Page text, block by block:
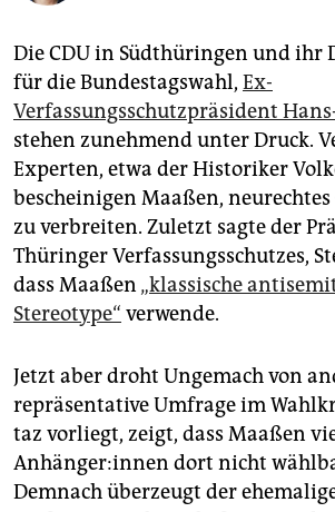
abo
genossenschaft
epaper login
Die CDU in Südthüringen und ihr
für die Bundestagswahl, Ex-
Verfassungsschutzpräsident
stehen zunehmend unter Druck.
Experten, etwa der Historiker
bescheinigen Maaßen,
zu verbreiten. Zuletzt sagte der
Thüringer Verfassungsschutzes,
dass Maaßen „klassische
Stereotype“ verwende.
Jetzt aber droht Ungemach von
repräsentative Umfrage im
taz vorliegt, zeigt, dass Maaßen
Anhänger:innen dort nicht
Demnach überzeugt der